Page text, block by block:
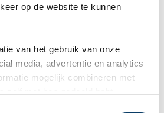
op de website te kunnen
van het gebruik van onze
media, advertentie en analytics
mogelijk combineren met
zorgt ervoor dat
De Britten hebben over het
Pakistan in 1947
De niet-moslims gingen weg